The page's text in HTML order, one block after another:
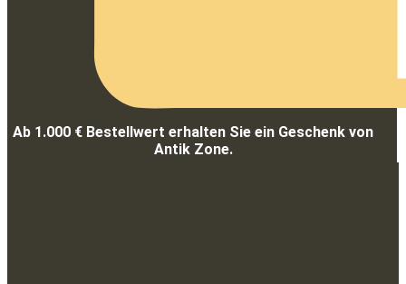
Ab 1.000 € Bestellwert erhalten Sie ein Geschenk von
Antik Zone.